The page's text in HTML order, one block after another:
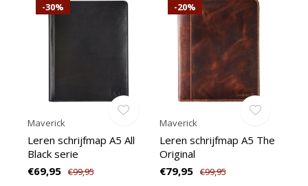
-30%
Maverick
Leren schrijfmap A5 All
Black serie
€69,95 €99,95
-20%
Maverick
Leren schrijfmap A5 The
Original
€79,95 €99,95